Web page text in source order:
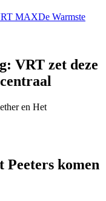
MAXDe Warmste
VRT zet deze
en Het
komen